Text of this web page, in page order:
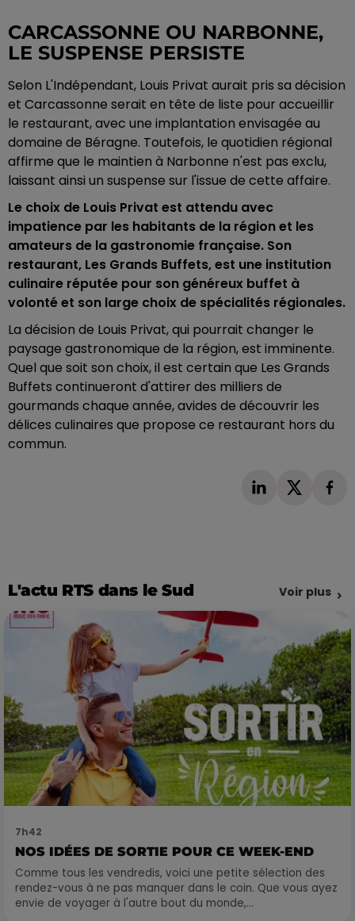
CARCASSONNE OU NARBONNE,
LE SUSPENSE PERSISTE
Selon L'Indépendant, Louis Privat aurait pris sa décision
et Carcassonne serait en tête de liste pour accueillir
le restaurant, avec une implantation envisagée au
domaine de Béragne. Toutefois, le quotidien régional
affirme que le maintien à Narbonne n'est pas exclu,
laissant ainsi un suspense sur l'issue de cette affaire.
Le choix de Louis Privat est attendu avec
impatience par les habitants de la région et les
amateurs de la gastronomie française. Son
restaurant, Les Grands Buffets, est une institution
culinaire réputée pour son généreux buffet à
volonté et son large choix de spécialités régionales.
La décision de Louis Privat, qui pourrait changer le
paysage gastronomique de la région, est imminente.
Quel que soit son choix, il est certain que Les Grands
Buffets continueront d'attirer des milliers de
gourmands chaque année, avides de découvrir les
délices culinaires que propose ce restaurant hors du
commun.
L'actu RTS dans le Sud Voir plus
7h42
NOS IDÉES DE SORTIE POUR CE WEEK-END
Comme tous les vendredis, voici une petite sélection des
rendez-vous à ne pas manquer dans le coin. Que vous ayez
envie de voyager à l'autre bout du monde,...